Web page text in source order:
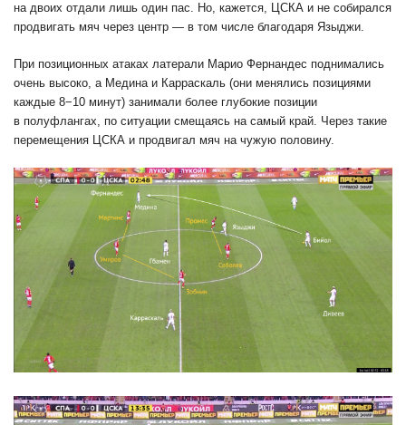
на двоих отдали лишь один пас. Но, кажется, ЦСКА и не собирался
продвигать мяч через центр — в том числе благодаря Языджи.
При позиционных атаках латерали Марио Фернандес поднимались
очень высоко, а Медина и Карраскаль (они менялись позициями
каждые 8−10 минут) занимали более глубокие позиции
в полуфлангах, по ситуации смещаясь на самый край. Через такие
перемещения ЦСКА и продвигал мяч на чужую половину.